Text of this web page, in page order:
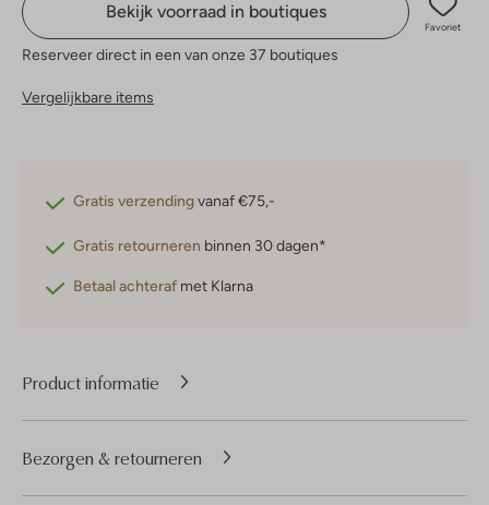
Bekijk voorraad in boutiques
Favoriet
Reserveer direct in een van onze 37 boutiques
Vergelijkbare items
Gratis verzendingvanaf €75,-
Gratis retourneren binnen 30 dagen*
Betaal achteraf met Klarna
Product informatie
Bezorgen & retourneren